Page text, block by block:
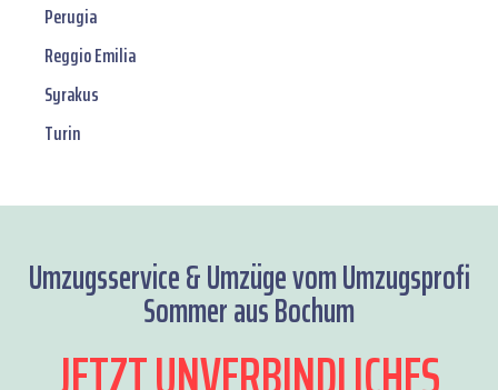
Perugia
Reggio Emilia
Syrakus
Turin
Umzugsservice & Umzüge vom Umzugsprofi
Sommer aus Bochum